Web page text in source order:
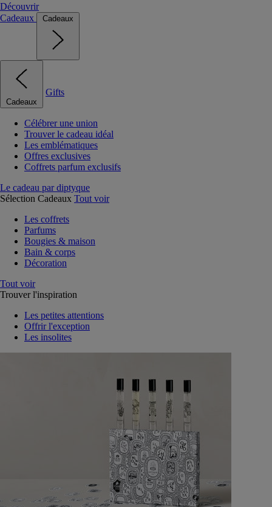
Découvrir
Cadeaux
Cadeaux
Cadeaux
Gifts
Célébrer une union
Trouver le cadeau idéal
Les emblématiques
Offres exclusives
Coffrets parfum exclusifs
Le cadeau par diptyque
Sélection Cadeaux Tout voir
Les coffrets
Parfums
Bougies & maison
Bain & corps
Décoration
Tout voir
Trouver l'inspiration
Les petites attentions
Offrir l'exception
Les insolites